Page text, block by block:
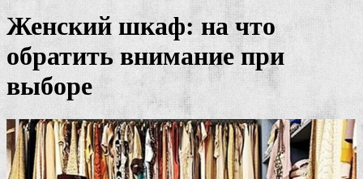
Женский шкаф: на что
обратить внимание при
выборе